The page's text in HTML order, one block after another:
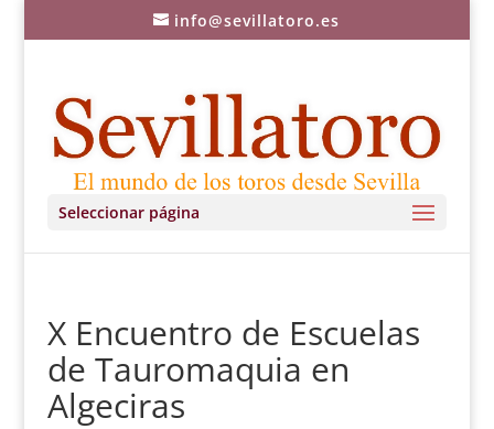
info@sevillatoro.es
Seleccionar página
X Encuentro de Escuelas
de Tauromaquia en
Algeciras